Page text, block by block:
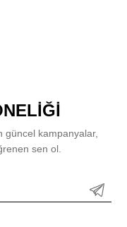
güncel kampanyalar,
sen ol.